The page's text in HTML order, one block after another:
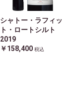
シャトー・ラフィッ
ト・ロートシルト
2019
￥158,400 税込